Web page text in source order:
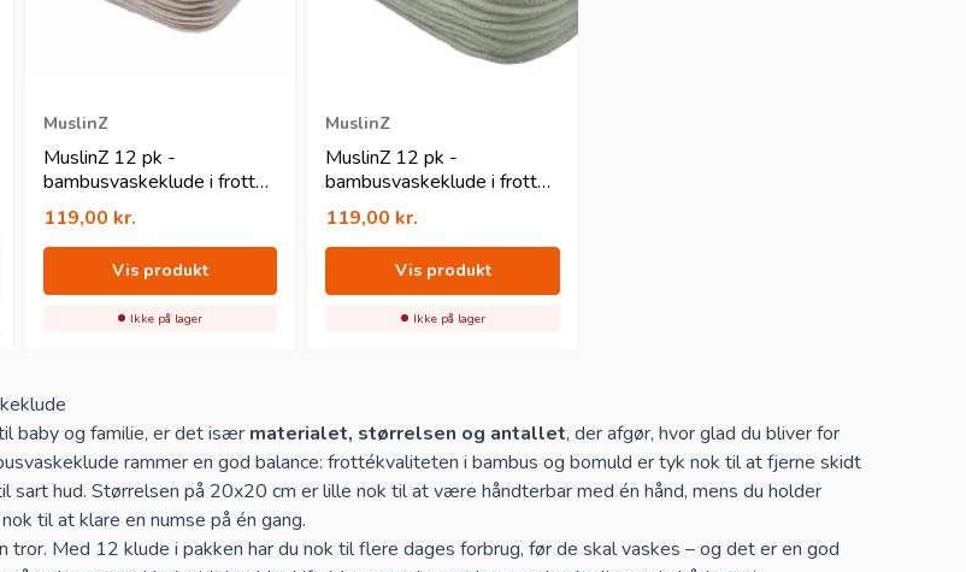
bambus/bomulds frotté er, at MuslinZ-kludene kan bruges sombooster i en moderne stofble
eller i lommen på en lommeble, får du hurtigt mere sugeevne til for eksempel lange ture eller natten.
MuslinZ
MuslinZ 12 pk -
bambusvaskeklude i frotte
- 20x20 cm - natur
119,00 kr.
Vis produkt
Ikke på lager
MuslinZ
MuslinZ 12 pk -
bambusvaskeklude i frotte
- 20x20 cm - hvid
119,00 kr.
Vis produkt
Ikke på lager
baby og familie, er det især materialet, størrelsen og antallet, der afgør, hvor glad du bliver for
rammer en god balance: frottékvaliteten i bambus og bomuld er tyk nok til at fjerne skidt
sart hud. Størrelsen på 20x20 cm er lille nok til at være håndterbar med én hånd, mens du holder
til at klare en numse på én gang.
Med 12 klude i pakken har du nok til flere dages forbrug, før de skal vaskes – og det er en god